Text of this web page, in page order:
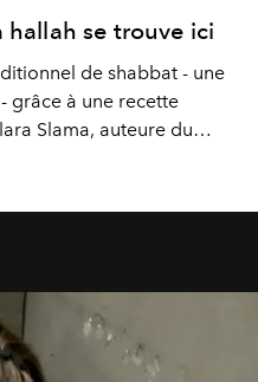
hallah se trouve ici
de shabbat - une
grâce à une recette
Slama, auteure du